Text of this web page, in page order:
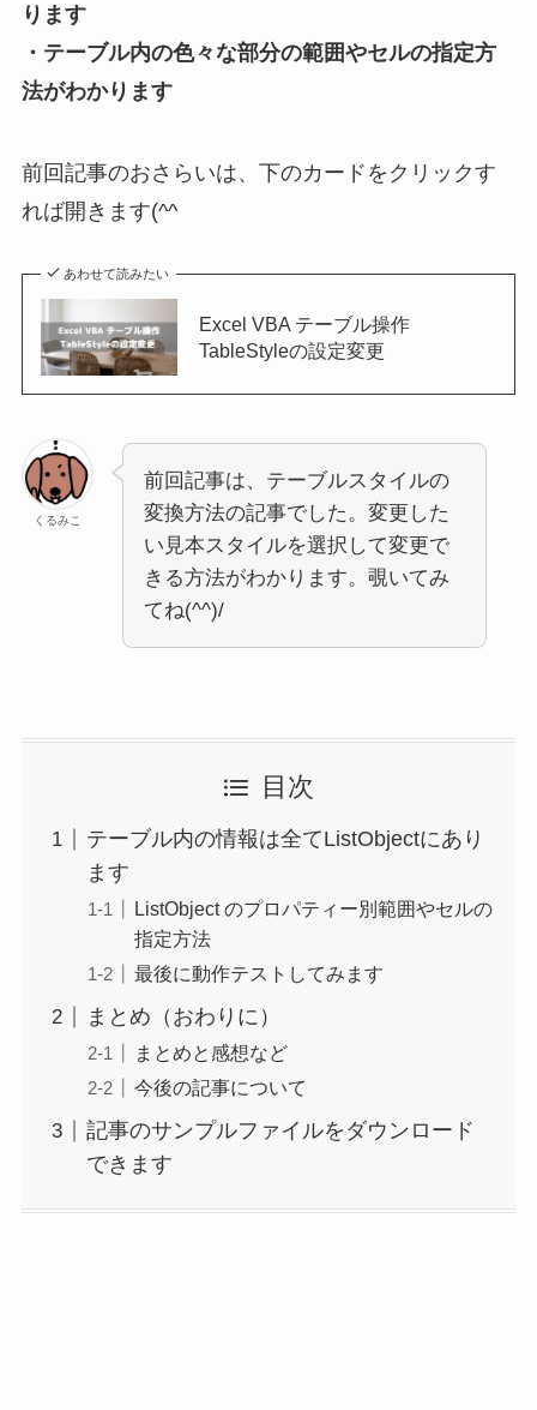
ります
・テーブル内の色々な部分の範囲やセルの指定方
法がわかります
前回記事のおさらいは、下のカードをクリックす
れば開きます(^^ゞ
あわせて読みたい
Excel VBA テーブル操作
TableStyleの設定変更
くるみこ
前回記事は、テーブルスタイルの
変換方法の記事でした。変更した
い見本スタイルを選択して変更で
きる方法がわかります。覗いてみ
てね(^^)/
目次
テーブル内の情報は全てListObjectにあり
ます
ListObject のプロパティー別範囲やセルの
指定方法
最後に動作テストしてみます
まとめ（おわりに）
まとめと感想など
今後の記事について
記事のサンプルファイルをダウンロード
できます